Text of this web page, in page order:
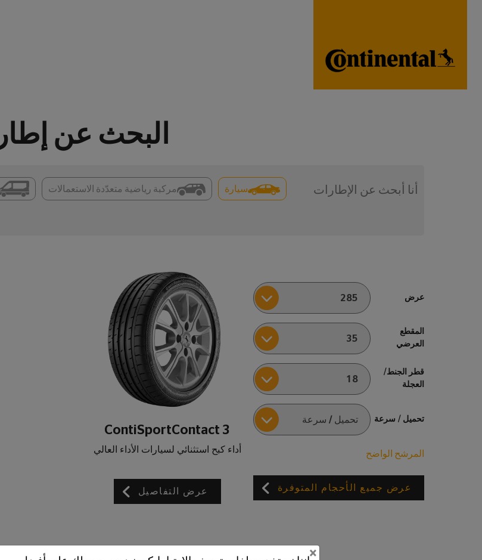
البحث عن إطار
أنا أبحث عن الإطارات سيارة مركبة رياضية متعدّدة الاستعمالات
عرض
المقطع
العرضي
قطر الجنط/
العجلة
تحميل / سرعة
المرشح الواضح
عرض جميع الأحجام المتوفرة
ContiSportContact 3
أداء كبح استثنائي لسيارات الأداء العالي
عرض التفاصيل
×